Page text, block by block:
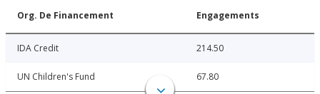
Org. De Financement Engagements
IDA Credit 214.50
UN Children's Fund 67.80